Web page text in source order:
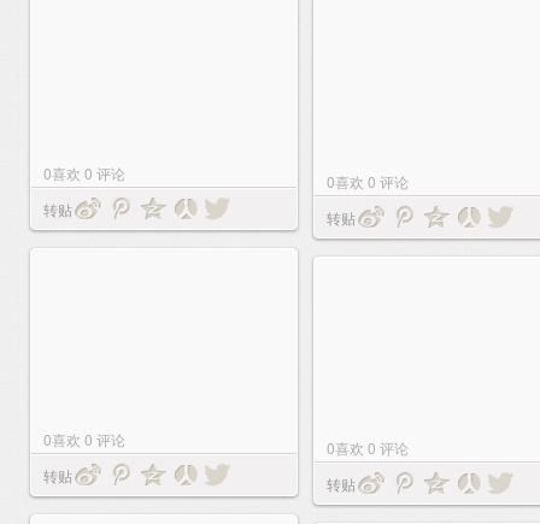
0喜欢 0 评论
转贴
0喜欢 0 评论
转贴
0喜欢 0 评论
转贴
0喜欢 0 评论
转贴